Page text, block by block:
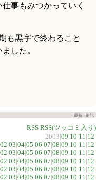
事もみつかっていく
も黒字で終わること
した。
最新 追記
RSS RSS(ツッコミ入り)
2003|09|10|11 |12|
02|03|04|05|06|07|08|09|10|11 |12|
02|03|04|05|06|07|08|09|10|11 |12|
02|03|04|05|06|07|08|09|10|11 |12|
02|03|04|05|06|07|08|09|10|11 |12|
02|03|04|05|06|07|08|09|10|11 |12|